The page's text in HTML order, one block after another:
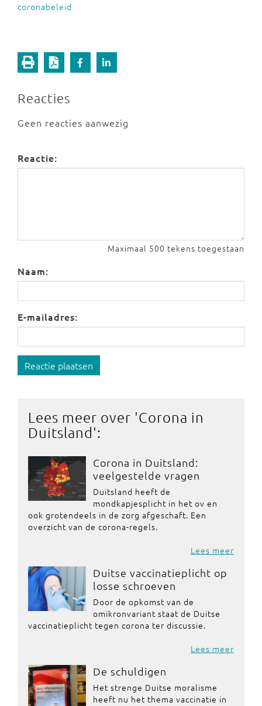
coronabeleid
Reacties
Geen reacties aanwezig
Reactie:
Maximaal 500 tekens toegestaan
Naam:
E-mailadres:
Reactie plaatsen
Lees meer over 'Corona in
Duitsland':
Corona in Duitsland:
veelgestelde vragen
Duitsland heeft de
mondkapjesplicht in het ov en
ook grotendeels in de zorg afgeschaft. Een
overzicht van de corona-regels.
Lees meer
Duitse vaccinatieplicht op
losse schroeven
Door de opkomst van de
omikronvariant staat de Duitse
vaccinatieplicht tegen corona ter discussie.
Lees meer
De schuldigen
Het strenge Duitse moralisme
heeft nu het thema vaccinatie in